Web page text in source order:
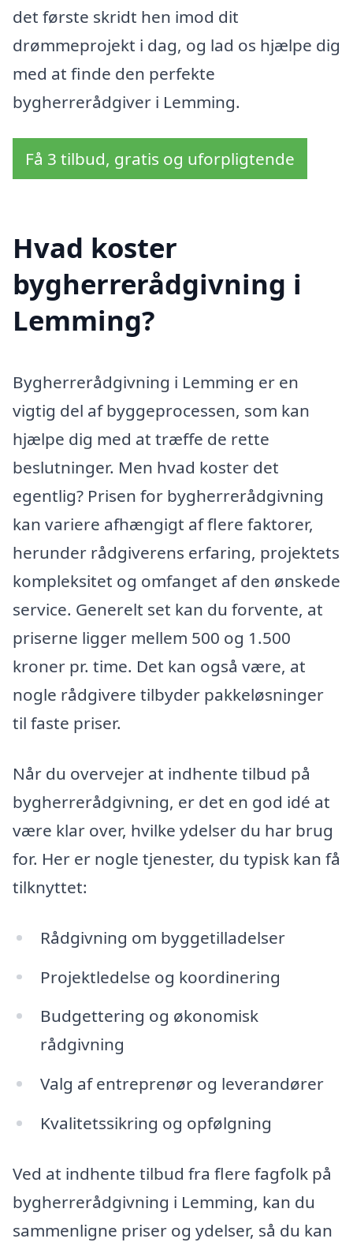
det første skridt hen imod dit
drømmeprojekt i dag, og lad os hjælpe dig
med at finde den perfekte
bygherrerådgiver i Lemming.
Få 3 tilbud, gratis og uforpligtende
Hvad koster
bygherrerådgivning i
Lemming?
Bygherrerådgivning i Lemming er en
vigtig del af byggeprocessen, som kan
hjælpe dig med at træffe de rette
beslutninger. Men hvad koster det
egentlig? Prisen for bygherrerådgivning
kan variere afhængigt af flere faktorer,
herunder rådgiverens erfaring, projektets
kompleksitet og omfanget af den ønskede
service. Generelt set kan du forvente, at
priserne ligger mellem 500 og 1.500
kroner pr. time. Det kan også være, at
nogle rådgivere tilbyder pakkeløsninger
til faste priser.
Når du overvejer at indhente tilbud på
bygherrerådgivning, er det en god idé at
være klar over, hvilke ydelser du har brug
for. Her er nogle tjenester, du typisk kan få
tilknyttet:
Rådgivning om byggetilladelser
Projektledelse og koordinering
Budgettering og økonomisk
rådgivning
Valg af entreprenør og leverandører
Kvalitetssikring og opfølgning
Ved at indhente tilbud fra flere fagfolk på
bygherrerådgivning i Lemming, kan du
sammenligne priser og ydelser, så du kan